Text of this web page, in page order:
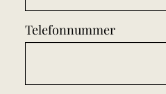
Telefonnummer